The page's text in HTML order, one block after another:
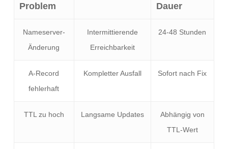
Problem
Dauer
Nameserver-
Änderung
Intermittierende
Erreichbarkeit
24-48 Stunden
A-Record
fehlerhaft
Kompletter Ausfall Sofort nach Fix
TTL zu hoch Langsame Updates
Abhängig von
TTL-Wert